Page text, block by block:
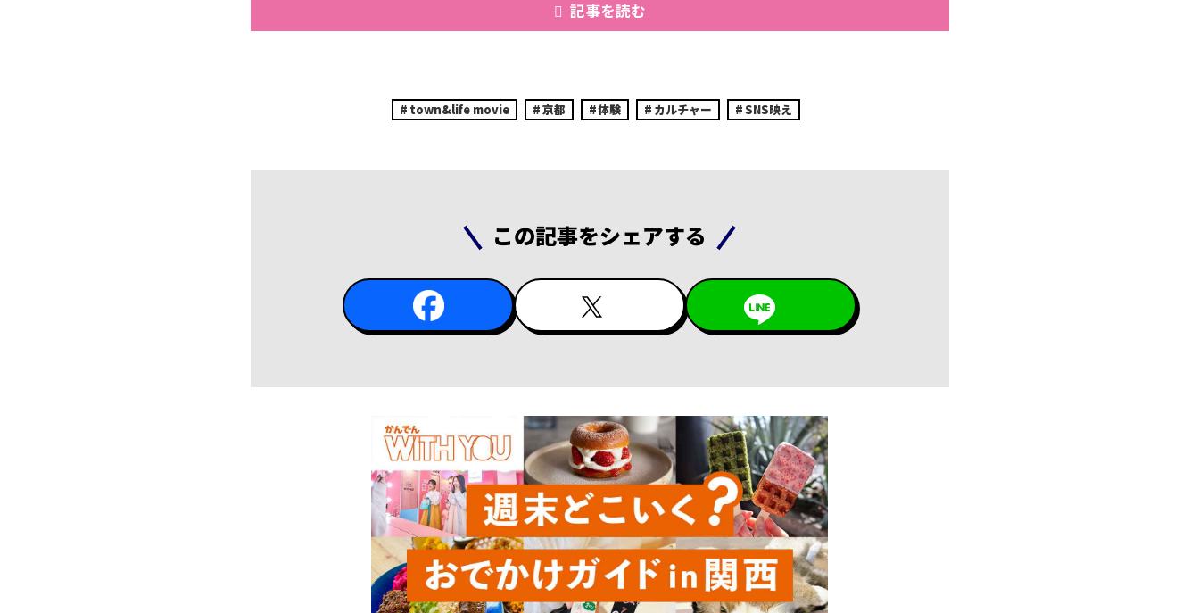
記事を読む
town&life movie 京都 体験 カルチャー SNS映え
この記事をシェアする